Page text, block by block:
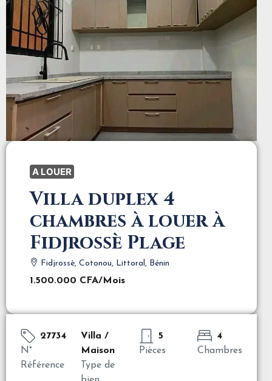
A LOUER
Villa duplex 4
chambres à louer à
Fidjrossè Plage
Fidjrossè, Cotonou, Littoral, Bénin
1.500.000 CFA/Mois
27734
N°
Référence
Villa /
Maison
Type de
5
Pièces
4
Chambres